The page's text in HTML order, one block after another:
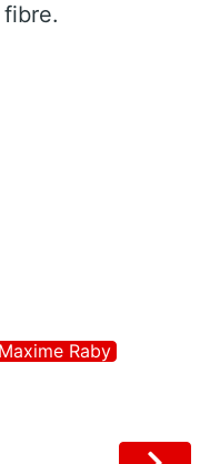
Maxime Raby